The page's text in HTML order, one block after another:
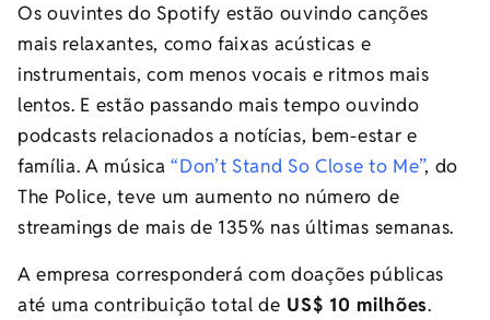
Os ouvintes do Spotify estão ouvindo canções
mais relaxantes, como faixas acústicas e
instrumentais, com menos vocais e ritmos mais
lentos. E estão passando mais tempo ouvindo
podcasts relacionados a notícias, bem-estar e
família. A música“Don’t Stand So Close to Me”, do
The Police, teve um aumento no número de
streamings de mais de 135% nas últimas semanas.
A empresa corresponderá com doações públicas
até uma contribuição total de US$ 10 milhões.